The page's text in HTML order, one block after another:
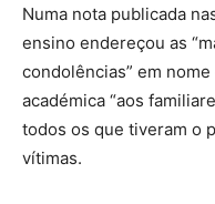
Numa nota publicada
ensino endereçou as
condolências” em
académica “aos
todos os que tiveram o
vítimas.